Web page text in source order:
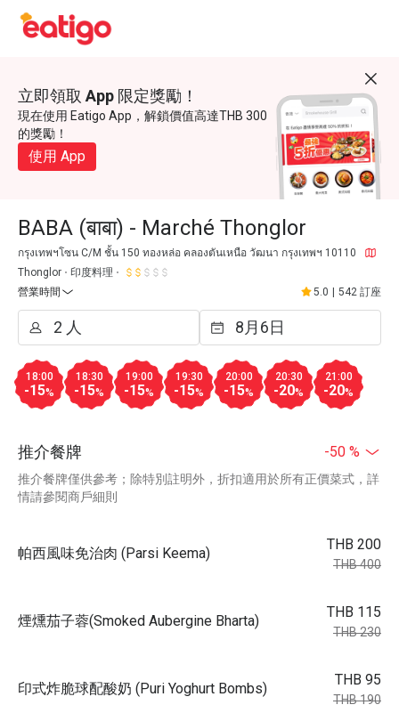
立即領取 App 限定獎勵！
現在使用 Eatigo App，解鎖價值高達THB 300
的獎勵！
使用 App
BABA (बाबा) - Marché Thonglor
กรุงเทพฯโซน C/M ชั้น 150 ทองหล่อ คลองตันเหนือ วัฒนา กรุงเทพฯ 10110
Thonglor
印度料理
營業時間
5.0 542 訂座
18:00
-15%
18:30
-15%
19:00
-15%
19:30
-15%
20:00
-15%
20:30
-20%
21:00
-20%
推介餐牌 -50 %
推介餐牌僅供參考；除特別註明外，折扣適用於所有正價菜式，詳
情請參閱商戶細則
帕西風味免治肉 (Parsi Keema)
THB 200
THB 400
煙燻茄子蓉(Smoked Aubergine Bharta)
THB 115
THB 230
印式炸脆球配酸奶 (Puri Yoghurt Bombs)
THB 95
THB 190